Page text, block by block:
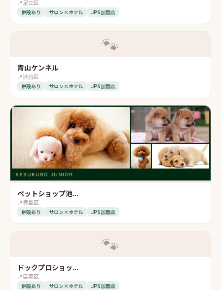
📍足立区
併設あり サロン×ホテル JPS加盟店
🐾
青山ケンネル
📍渋谷区
併設あり サロン×ホテル JPS加盟店
ペットショップ池...
📍豊島区
併設あり サロン×ホテル JPS加盟店
🐾
ドックプロショッ...
📍目黒区
併設あり サロン×ホテル JPS加盟店